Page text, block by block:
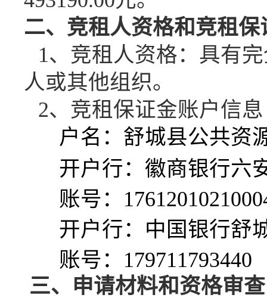
二、竞租人资格和竞租
1、竞租人资格：具有
人或其他组织。
2、竞租保证金账户信
户名：舒城县公共资
开户行：徽商银行六
账号：
开户行：中国银行舒
账号： 179711793440
三、 申请材料和资格审查